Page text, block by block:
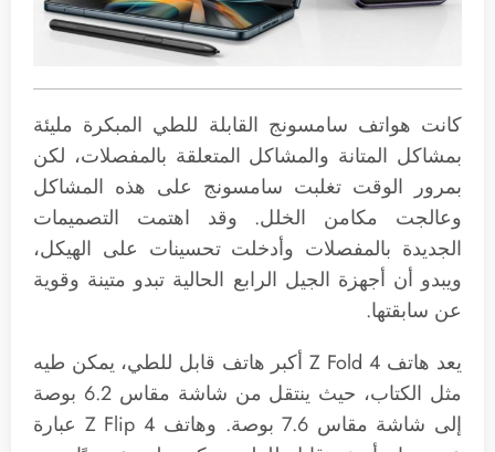
كانت هواتف سامسونج القابلة للطي المبكرة مليئة
بمشاكل المتانة والمشاكل المتعلقة بالمفصلات، لكن
بمرور الوقت تغلبت سامسونج على هذه المشاكل
وعالجت مكامن الخلل. وقد اهتمت التصميمات
الجديدة بالمفصلات وأدخلت تحسينات على الهيكل،
ويبدو أن أجهزة الجيل الرابع الحالية تبدو متينة وقوية
عن سابقتها.
يعد هاتف Z Fold 4 أكبر هاتف قابل للطي، يمكن طيه
مثل الكتاب، حيث ينتقل من شاشة مقاس 6.2 بوصة
إلى شاشة مقاس 7.6 بوصة. وهاتف Z Flip 4 عبارة